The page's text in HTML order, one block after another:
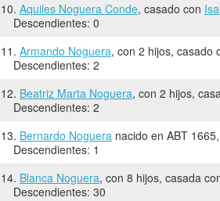
10. Aquiles Noguera Conde, casado con
Descendientes: 0
11. Armando Noguera, con 2 hijos, casado
Descendientes: 2
12. Beatriz Marta Noguera, con 2 hijos,
Descendientes: 2
13. Bernardo Noguera nacido en ABT
Descendientes: 1
14. Blanca Noguera, con 8 hijos, casada
Descendientes: 30